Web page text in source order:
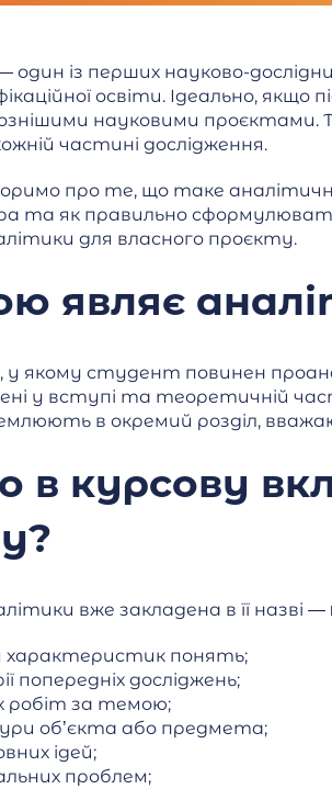
один із перших науково-
освіти. Ідеально,
науковими проєктами.
частині дослідження.
про те, що таке
та як правильно
для власного проєкту.
являє
у якому студент повинен
у вступі та теоретичній
в окремий розділ,
в курсову
вже закладена в її назві —
понять;
попередніх досліджень;
робіт за темою;
об’єкта або предмета;
ідей;
проблем;